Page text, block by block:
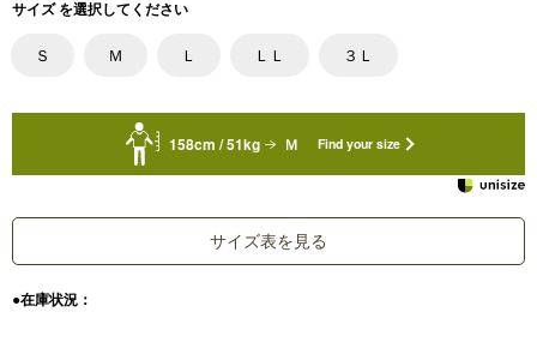
サイズ を選択してください
Ｓ Ｍ Ｌ ＬＬ ３Ｌ
158cm / 51kg Ｍ Find your size
サイズ表を見る
●在庫状況：